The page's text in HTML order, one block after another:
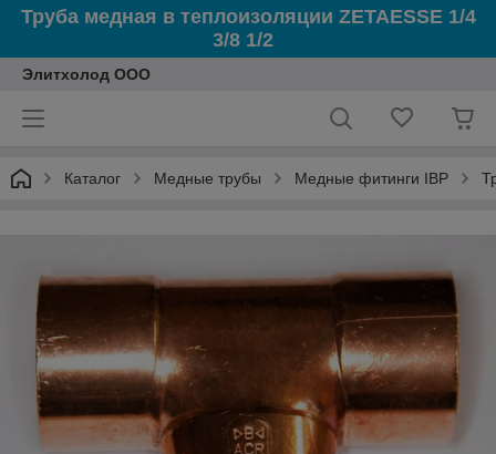
Труба медная в теплоизоляции ZETAESSE 1/4
3/8 1/2
Элитхолод ООО
Каталог Медные трубы Медные фитинги IBP